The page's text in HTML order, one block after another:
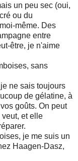
un peu sec (oui,
ou du
même. Des
entre
être, je n'aime
sans
ne sais toujours
de gélatine, à
goûts. On peut
veut, et elle
je me suis un
Haagen-Dasz,